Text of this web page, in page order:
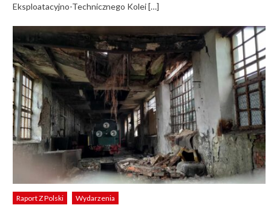
Eksploatacyjno-Technicznego Kolei […]
Raport Z Polski Wydarzenia